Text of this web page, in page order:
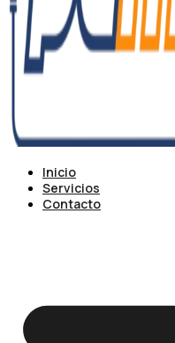
Inicio
Servicios
Contacto